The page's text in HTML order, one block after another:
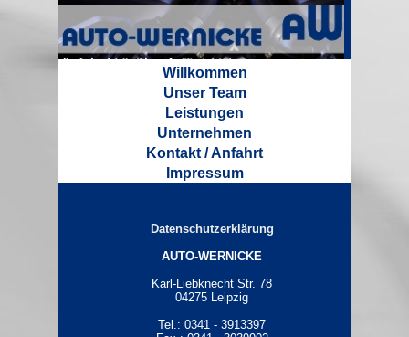
Willkommen
Unser Team
Leistungen
Unternehmen
Kontakt / Anfahrt
Impressum
Datenschutzerklärung
AUTO-WERNICKE
Karl-Liebknecht Str. 78
04275 Leipzig
Tel.: 0341 - 3913397